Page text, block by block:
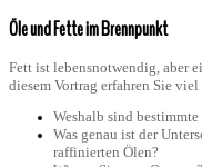
Öle und Fette im Brennpunkt
Fett ist lebensnotwendig, aber
diesem Vortrag erfahren Sie
Weshalb sind
Was genau ist der
raffinierten Ölen?